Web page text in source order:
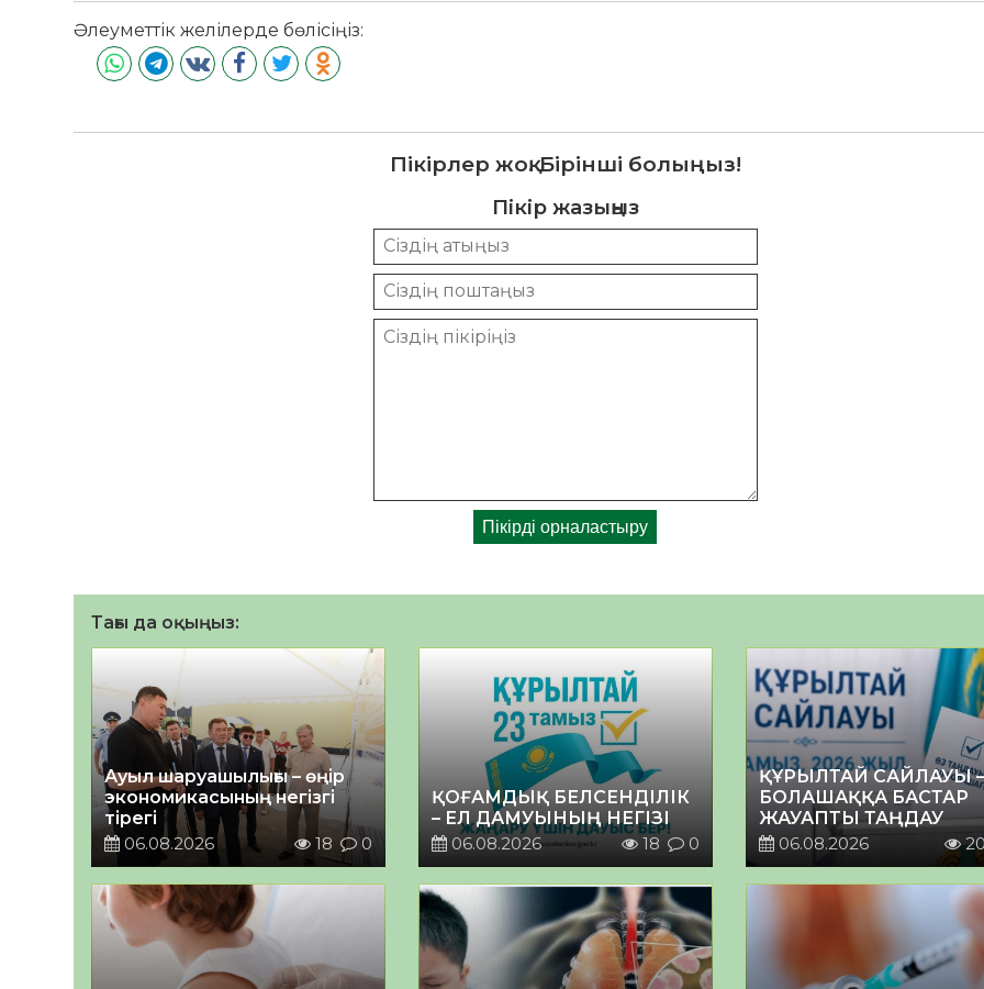
Әлеуметтік желілерде бөлісіңіз:
Пікірлер жоқ. Бірінші болыңыз!
Пікір жазыңыз
Тағы да оқыңыз:
Ауыл шаруашылығы – өңір
экономикасының негізгі
тірегі
06.08.2026
18 0
ҚОҒАМДЫҚ БЕЛСЕНДІЛІК
– ЕЛ ДАМУЫНЫҢ НЕГІЗІ
06.08.2026
18 0
ҚҰРЫЛТАЙ САЙЛАУЫ –
БОЛАШАҚҚА БАСТАР
ЖАУАПТЫ ТАҢДАУ
06.08.2026
20